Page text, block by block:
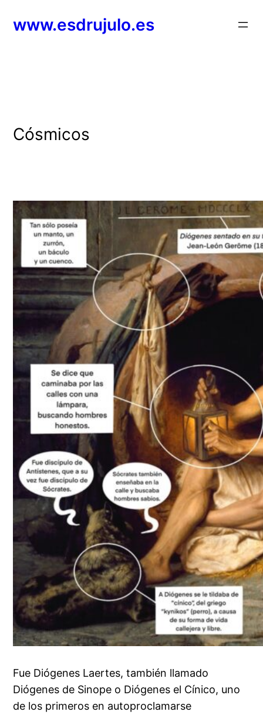
www.esdrujulo.es
Cósmicos
Fue Diógenes Laertes, también llamado
Diógenes de Sinope o Diógenes el Cínico, uno
de los primeros en autoproclamarse